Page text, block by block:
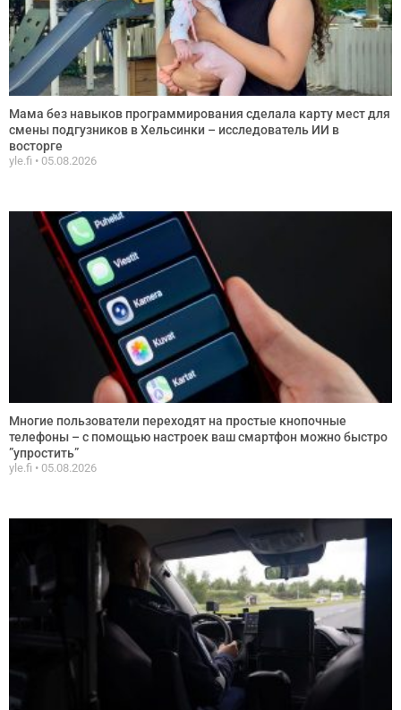
Мама без навыков программирования сделала карту мест для
смены подгузников в Хельсинки – исследователь ИИ в
восторге
yle.fi 05.08.2026
Многие пользователи переходят на простые кнопочные
телефоны – с помощью настроек ваш смартфон можно быстро
”упростить”
yle.fi 05.08.2026